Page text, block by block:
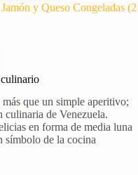
y Queso Congeladas (2
culinario
que un simple aperitivo;
culinaria de Venezuela.
en forma de media luna
símbolo de la cocina